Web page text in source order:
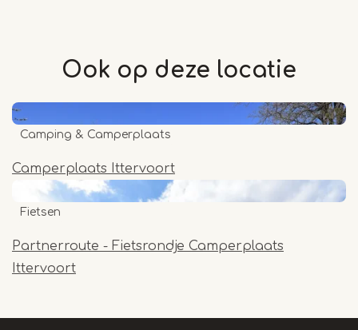
Ook op deze locatie
Camperplaats Ittervoort
Camping & Camperplaats
Partnerroute - Fietsrondje Camperplaats
Ittervoort
Fietsen